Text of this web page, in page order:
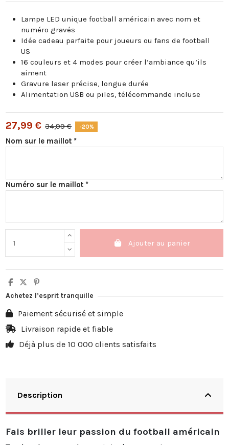
Lampe LED unique football américain avec nom et
numéro gravés
Idée cadeau parfaite pour joueurs ou fans de football
US
16 couleurs et 4 modes pour créer l’ambiance qu’ils
aiment
Gravure laser précise, longue durée
Alimentation USB ou piles, télécommande incluse
27,99 € 34,99 € -20%
Nom sur le maillot *
Numéro sur le maillot *
Ajouter au panier
Achetez l’esprit tranquille
Paiement sécurisé et simple
Livraison rapide et fiable
Déjà plus de 10 000 clients satisfaits
Description
Fais briller leur passion du football américain